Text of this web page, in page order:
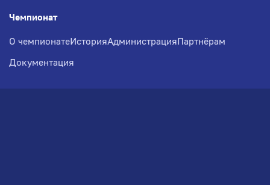
Чемпионат
О чемпионатеИсторияАдминистрацияПартнёрам
Документация
Медиа